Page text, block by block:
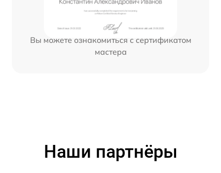
Вы можете ознакомиться с сертификатом
мастера
Наши партнёры